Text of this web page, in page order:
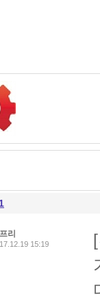
1
리
15:19